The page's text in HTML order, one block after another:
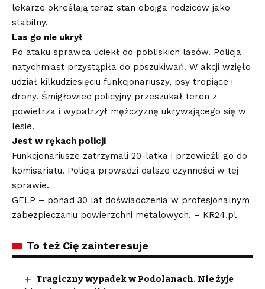
lekarze określają teraz stan obojga rodziców jako
stabilny.
Las go nie ukrył
Po ataku sprawca uciekł do pobliskich lasów. Policja
natychmiast przystąpiła do poszukiwań. W akcji wzięło
udział kilkudziesięciu funkcjonariuszy, psy tropiące i
drony. Śmigłowiec policyjny przeszukał teren z
powietrza i wypatrzył mężczyznę ukrywającego się w
lesie.
Jest w rękach policji
Funkcjonariusze zatrzymali 20-latka i przewieźli go do
komisariatu. Policja prowadzi dalsze czynności w tej
sprawie.
GELP – ponad 30 lat doświadczenia w profesjonalnym
zabezpieczaniu powierzchni metalowych. – KR24.pl
To też Cię zainteresuje
Tragiczny wypadek w Podolanach. Nie żyje